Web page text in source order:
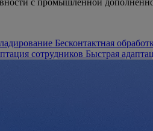
с промышленной
Бесконтактная
сотрудников Быстрая